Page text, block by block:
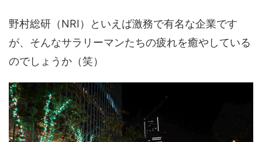
野村総研（NRI）といえば激務で有名な企業です
が、そんなサラリーマンたちの疲れを癒やしている
のでしょうか（笑）